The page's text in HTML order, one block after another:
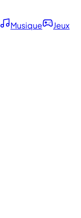
Musique
Jeux